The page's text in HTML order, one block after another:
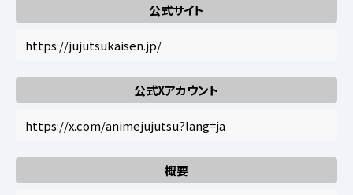
公式サイト
https://jujutsukaisen.jp/
公式Xアカウント
https://x.com/animejujutsu?lang=ja
概要